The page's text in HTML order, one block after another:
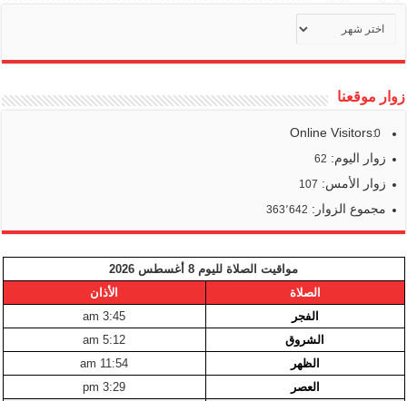
أخبارنا
زوار موقعنا
Online Visitors:
0
زوار اليوم: 62
زوار الأمس: 107
مجموع الزوار: 363٬642
مواقيت الصلاة لليوم 8 أغسطس 2026
الصلاة
الأذان
الفجر
3:45 am
الشروق
5:12 am
الظهر
11:54 am
العصر
3:29 pm